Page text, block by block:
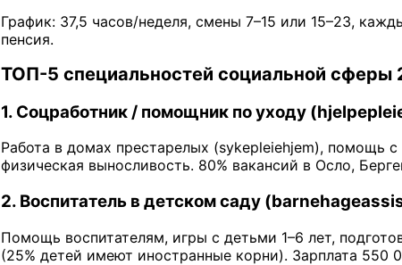
График: 37,5 часов/неделя, смены 7–15 или 15–23,
пенсия.
ТОП-5 специальностей социальной сферы
1. Соцработник / помощник по уходу
Работа в домах престарелых (sykepleiehjem), помощь
физическая выносливость. 80% вакансий в Осло,
2. Воспитатель в детском саду
Помощь воспитателям, игры с детьми 1–6 лет,
(25% детей имеют иностранные корни). Зарплата 550